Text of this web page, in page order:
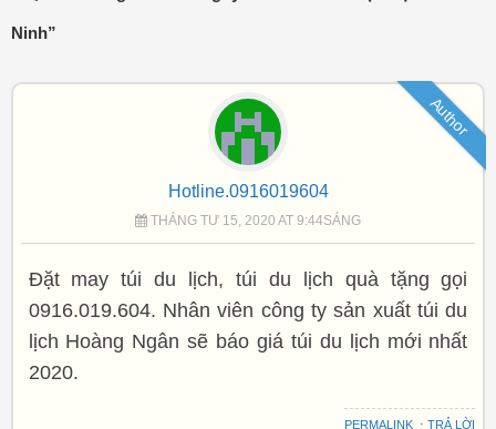
Hotline.0916019604
THÁNG TƯ 15, 2020 AT 9:44SÁNG
Đặt may túi du lịch, túi du lịch quà tặng gọi
0916.019.604. Nhân viên công ty sản xuất túi du
lịch Hoàng Ngân sẽ báo giá túi du lịch mới nhất